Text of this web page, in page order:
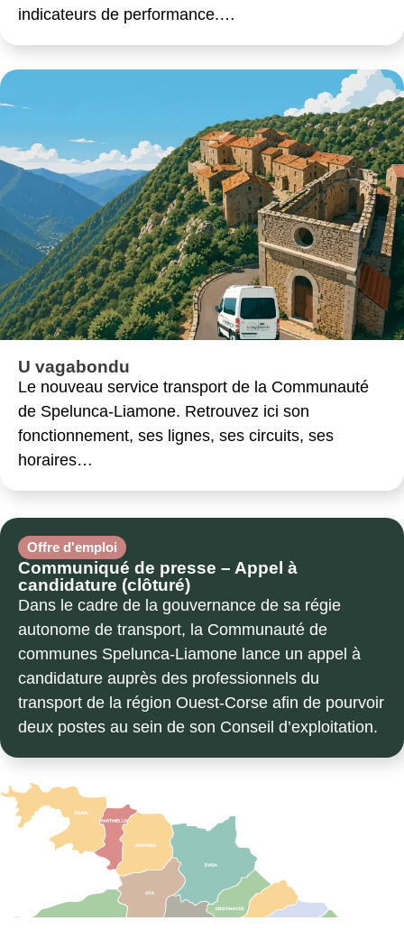
indicateurs de performance.…
U vagabondu
Le nouveau service transport de la Communauté
de Spelunca-Liamone. Retrouvez ici son
fonctionnement, ses lignes, ses circuits, ses
horaires…
Offre d'emploi
Communiqué de presse – Appel à
candidature (clôturé)
Dans le cadre de la gouvernance de sa régie
autonome de transport, la Communauté de
communes Spelunca-Liamone lance un appel à
candidature auprès des professionnels du
transport de la région Ouest-Corse afin de pourvoir
deux postes au sein de son Conseil d’exploitation.